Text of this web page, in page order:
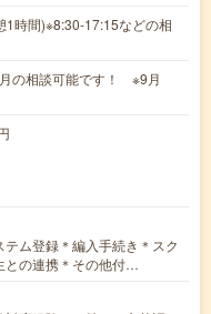
時間)※8:30-17:15などの相
の相談可能です！ ※9月
ム登録＊編入手続き＊スク
との連携＊その他付…